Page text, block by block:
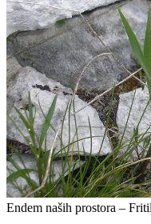
Endem naših prostora –